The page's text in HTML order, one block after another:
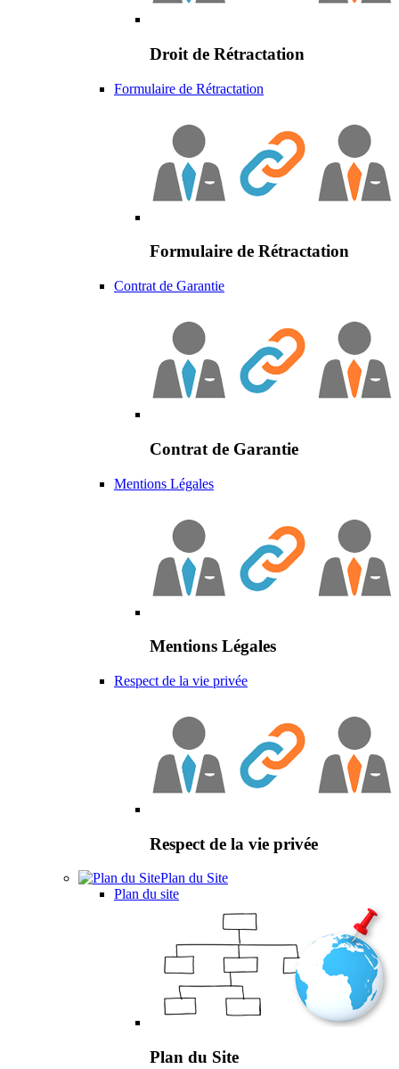
Droit de Rétractation
Formulaire de Rétractation
Formulaire de Rétractation
Contrat de Garantie
Contrat de Garantie
Mentions Légales
Mentions Légales
Respect de la vie privée
Respect de la vie privée
Plan du Site
Plan du site
Plan du Site